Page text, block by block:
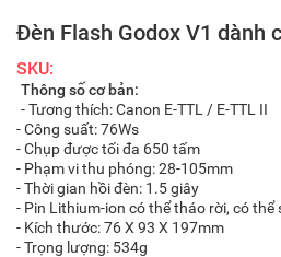
Đèn Flash Godox V1 dành
SKU:
Thông số cơ bản:
- Tương thích: Canon E-TTL / E-TTL II
- Công suất: 76Ws
- Chụp được tối đa 650 tấm
- Phạm vi thu phóng: 28-105mm
- Thời gian hồi đèn: 1.5 giây
- Pin Lithium-ion có thể tháo rời, có thể
- Kích thước: 76 X 93 X 197mm
- Trọng lượng: 534g